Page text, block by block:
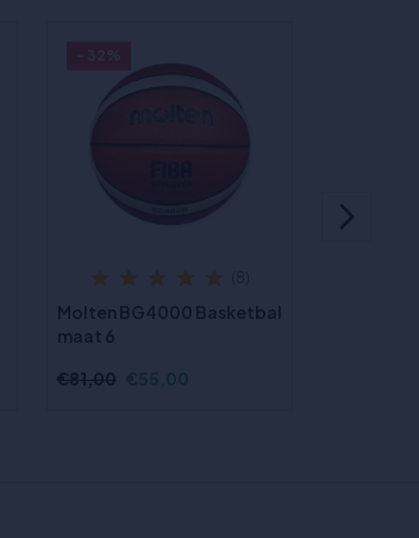
Molten BG4000 Basketbal
maat 6
€81,00 €55,00